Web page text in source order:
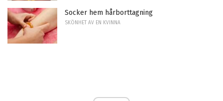
Socker hem hårborttagning
SKÖNHET AV EN KVINNA